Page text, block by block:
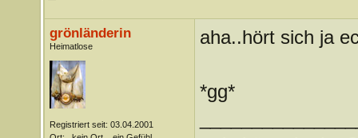
grönländerin
Heimatlose
Registriert seit: 03.04.2001
aha..hört sich ja
*gg*